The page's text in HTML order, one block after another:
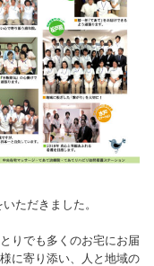
ただきました。
りでも多くのお宅にお届
に寄り添い、人と地域の